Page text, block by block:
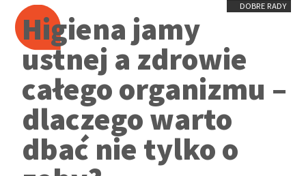
DOBRE RADY
Higiena jamy
ustnej a zdrowie
całego organizmu –
dlaczego warto
dbać nie tylko o